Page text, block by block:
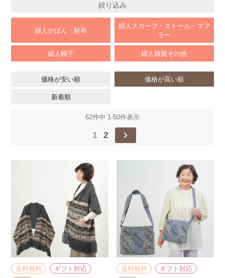
絞り込み
婦人かばん・財布
婦人スカーフ・ストール・マフ
ラー
婦人帽子 婦人雑貨その他
価格が安い順 価格が高い順
新着順
62件中 1-50件表示
1 2
送料無料
ギフト対応
送料無料
ギフト対応